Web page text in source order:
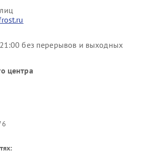
без перерывов и выходных
центра